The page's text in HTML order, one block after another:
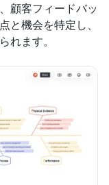
顧客フィードバッ
と機会を特定し、
れます。